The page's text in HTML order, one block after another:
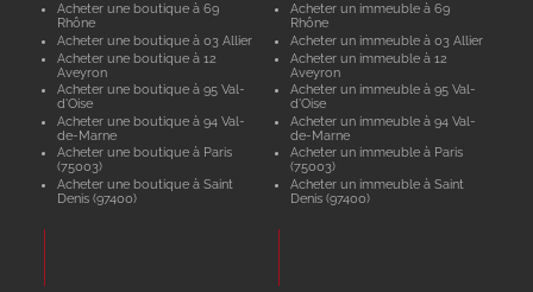
Acheter une boutique à 69
Rhône
Acheter une boutique à 03 Allier
Acheter une boutique à 12
Aveyron
Acheter une boutique à 95 Val-
d'Oise
Acheter une boutique à 94 Val-
de-Marne
Acheter une boutique à Paris
(75003)
Acheter une boutique à Saint
Denis (97400)
Acheter un immeuble à 69
Rhône
Acheter un immeuble à 03 Allier
Acheter un immeuble à 12
Aveyron
Acheter un immeuble à 95 Val-
d'Oise
Acheter un immeuble à 94 Val-
de-Marne
Acheter un immeuble à Paris
(75003)
Acheter un immeuble à Saint
Denis (97400)